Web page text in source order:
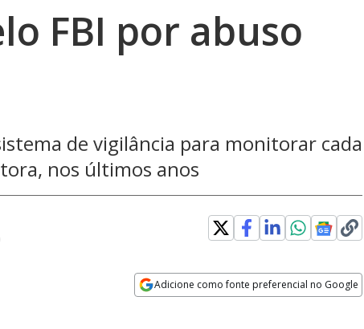
FBI por abuso
de vigilância para monitorar cada
nos últimos anos
Adicione como fonte preferencial no Google